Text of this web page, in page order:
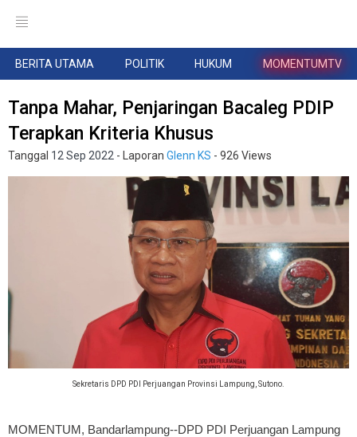
BERITA UTAMA POLITIK HUKUM MOMENTUMTV
Tanpa Mahar, Penjaringan Bacaleg PDIP
Terapkan Kriteria Khusus
Tanggal 12 Sep 2022 - Laporan Glenn KS - 926 Views
Sekretaris DPD PDI Perjuangan Provinsi Lampung, Sutono.
MOMENTUM, Bandarlampung--DPD PDI Perjuangan Lampung